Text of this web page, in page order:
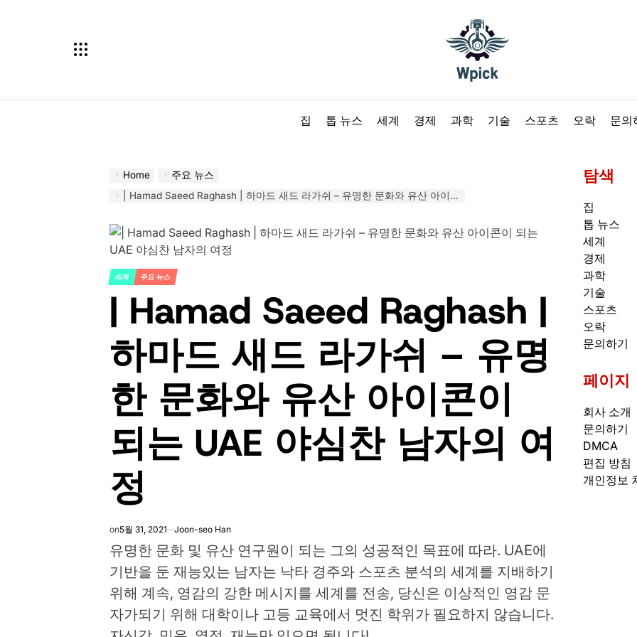
집
톱 뉴스 세계 경제 과학 기술 스포츠 오락 문의
Home
주요 뉴스
| Hamad Saeed Raghash | 하마드 새드 라가쉬 – 유명한 문화와 유산 아이콘이 되는 UAE 야심찬 남자의 여정
POSTED
IN
세계 주요 뉴스
| Hamad Saeed Raghash |
하마드 새드 라가쉬 – 유명
한 문화와 유산 아이콘이
되는 UAE 야심찬 남자의 여
정
on5월 31, 2021 Joon-seo Han
유명한 문화 및 유산 연구원이 되는 그의 성공적인 목표에 따라. UAE에
기반을 둔 재능있는 남자는 낙타 경주와 스포츠 분석의 세계를 지배하기
위해 계속, 영감의 강한 메시지를 세계를 전송, 당신은 이상적인 영감 문
자가되기 위해 대학이나 고등 교육에서 멋진 학위가 필요하지 않습니다.
탐색
집
톱 뉴스
세계
경제
과학
기술
스포츠
오락
문의하기
페이지
회사 소개
문의하기
DMCA
편집 방침
개인정보